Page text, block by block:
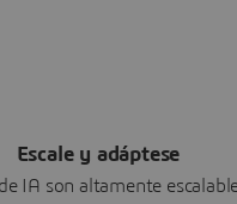
Escale y adáptese
IA son altamente